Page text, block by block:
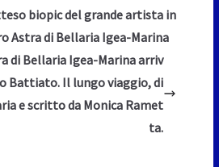
biopic del grande artista in
Astra di Bellaria Igea-Marina
di Bellaria Igea-Marina arriv
Battiato. Il lungo viaggio, di
e scritto da Monica Ramet
ta.